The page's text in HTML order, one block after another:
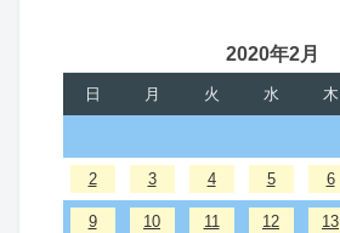
2020年2月
日 月 火 水 木
2 3 4 5 6
9 10 11 12 13